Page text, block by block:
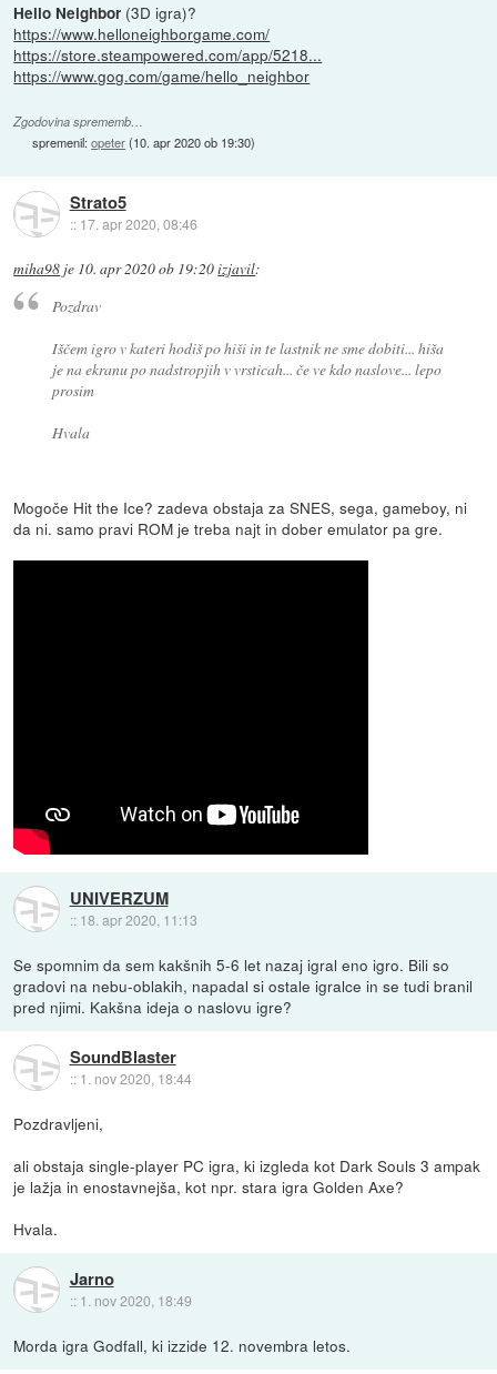
Hello Neighbor (3D igra)?
https://www.helloneighborgame.com/
https://store.steampowered.com/app/5218...
https://www.gog.com/game/hello_neighbor
Zgodovina sprememb…
spremenil:opeter(10. apr 2020 ob 19:30)
Strato5
:: 17. apr 2020, 08:46
miha98 je 10. apr 2020 ob 19:20izjavil:
Pozdrav
Iščem igro v kateri hodiš po hiši in te lastnik ne sme dobiti... hiša
je na ekranu po nadstropjih v vrsticah... če ve kdo naslove... lepo
prosim
Hvala
Mogoče Hit the Ice? zadeva obstaja za SNES, sega, gameboy, ni
da ni. samo pravi ROM je treba najt in dober emulator pa gre.
UNIVERZUM
:: 18. apr 2020, 11:13
Se spomnim da sem kakšnih 5-6 let nazaj igral eno igro. Bili so
gradovi na nebu-oblakih, napadal si ostale igralce in se tudi branil
pred njimi. Kakšna ideja o naslovu igre?
SoundBlaster
:: 1. nov 2020, 18:44
Pozdravljeni,
ali obstaja single-player PC igra, ki izgleda kot Dark Souls 3 ampak
je lažja in enostavnejša, kot npr. stara igra Golden Axe?
Hvala.
Jarno
:: 1. nov 2020, 18:49
Morda igra Godfall, ki izzide 12. novembra letos.